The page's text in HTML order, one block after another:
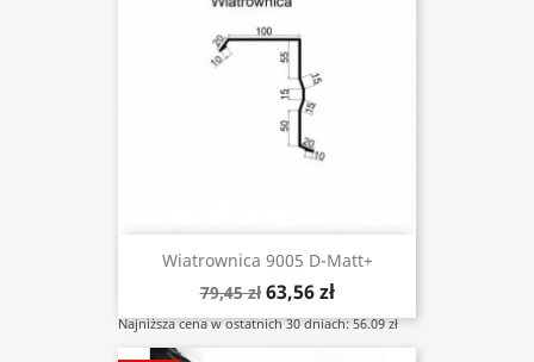
Wiatrownica 9005 D-Matt+
79,45 zł 63,56 zł
Najniższa cena w ostatnich 30 dniach: 56.09 zł